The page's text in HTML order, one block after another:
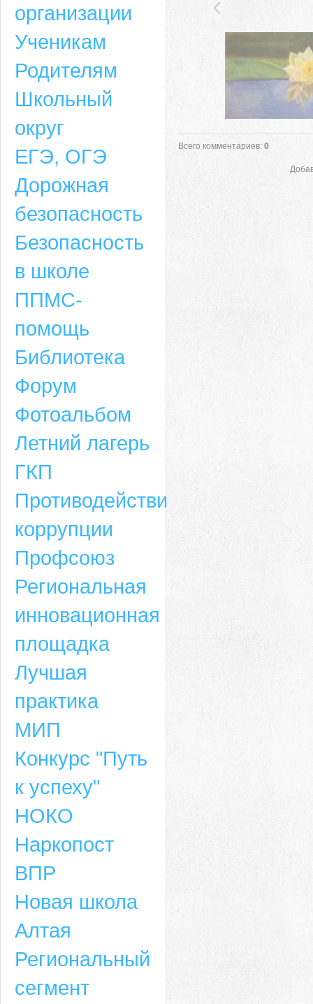
Адрес
6-49, электронный адрес: aja_70@mail.ru
Всего комментариев: 0
организации
Ученикам
Родителям
Школьный
округ
ЕГЭ, ОГЭ
Дорожная
безопасность
Безопасность
в школе
ППМС-
помощь
Библиотека
Форум
Фотоальбом
Летний лагерь
ГКП
Противодействие
коррупции
Профсоюз
Региональная
инновационная
площадка
Лучшая
практика
МИП
Конкурс "Путь
к успеху"
НОКО
Наркопост
ВПР
Новая школа
Алтая
Региональный
сегмент